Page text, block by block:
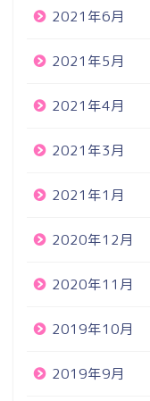
2021年6月
2021年5月
2021年4月
2021年3月
2021年1月
2020年12月
2020年11月
2019年10月
2019年9月